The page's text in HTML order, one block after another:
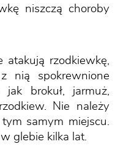
niszczą choroby
atakują rzodkiewkę,
nią spokrewnione
brokuł, jarmuż,
Nie należy
samym miejscu.
glebie kilka lat.